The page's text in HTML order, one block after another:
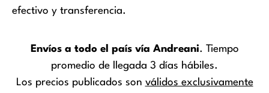
efectivo y transferencia.
Envíos a todo el país vía Andreani. Tiempo
promedio de llegada 3 días hábiles.
Los precios publicados son válidos exclusivamente